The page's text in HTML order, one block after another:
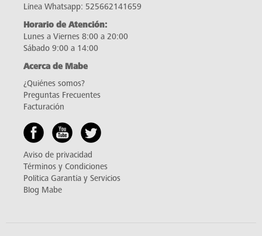
Línea Whatsapp: 525662141659
Horario de Atención:
Lunes a Viernes 8:00 a 20:00
Sábado 9:00 a 14:00
Acerca de Mabe
¿Quiénes somos?
Preguntas Frecuentes
Facturación
Aviso de privacidad
Términos y Condiciones
Política Garantía y Servicios
Blog Mabe